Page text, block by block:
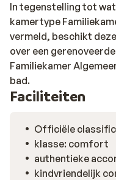
In tegenstelling tot
kamertype
vermeld, beschikt
over een
Familiekamer
bad.
Faciliteiten
Officiële
klasse: comfort
authentieke
kindvriendelijk